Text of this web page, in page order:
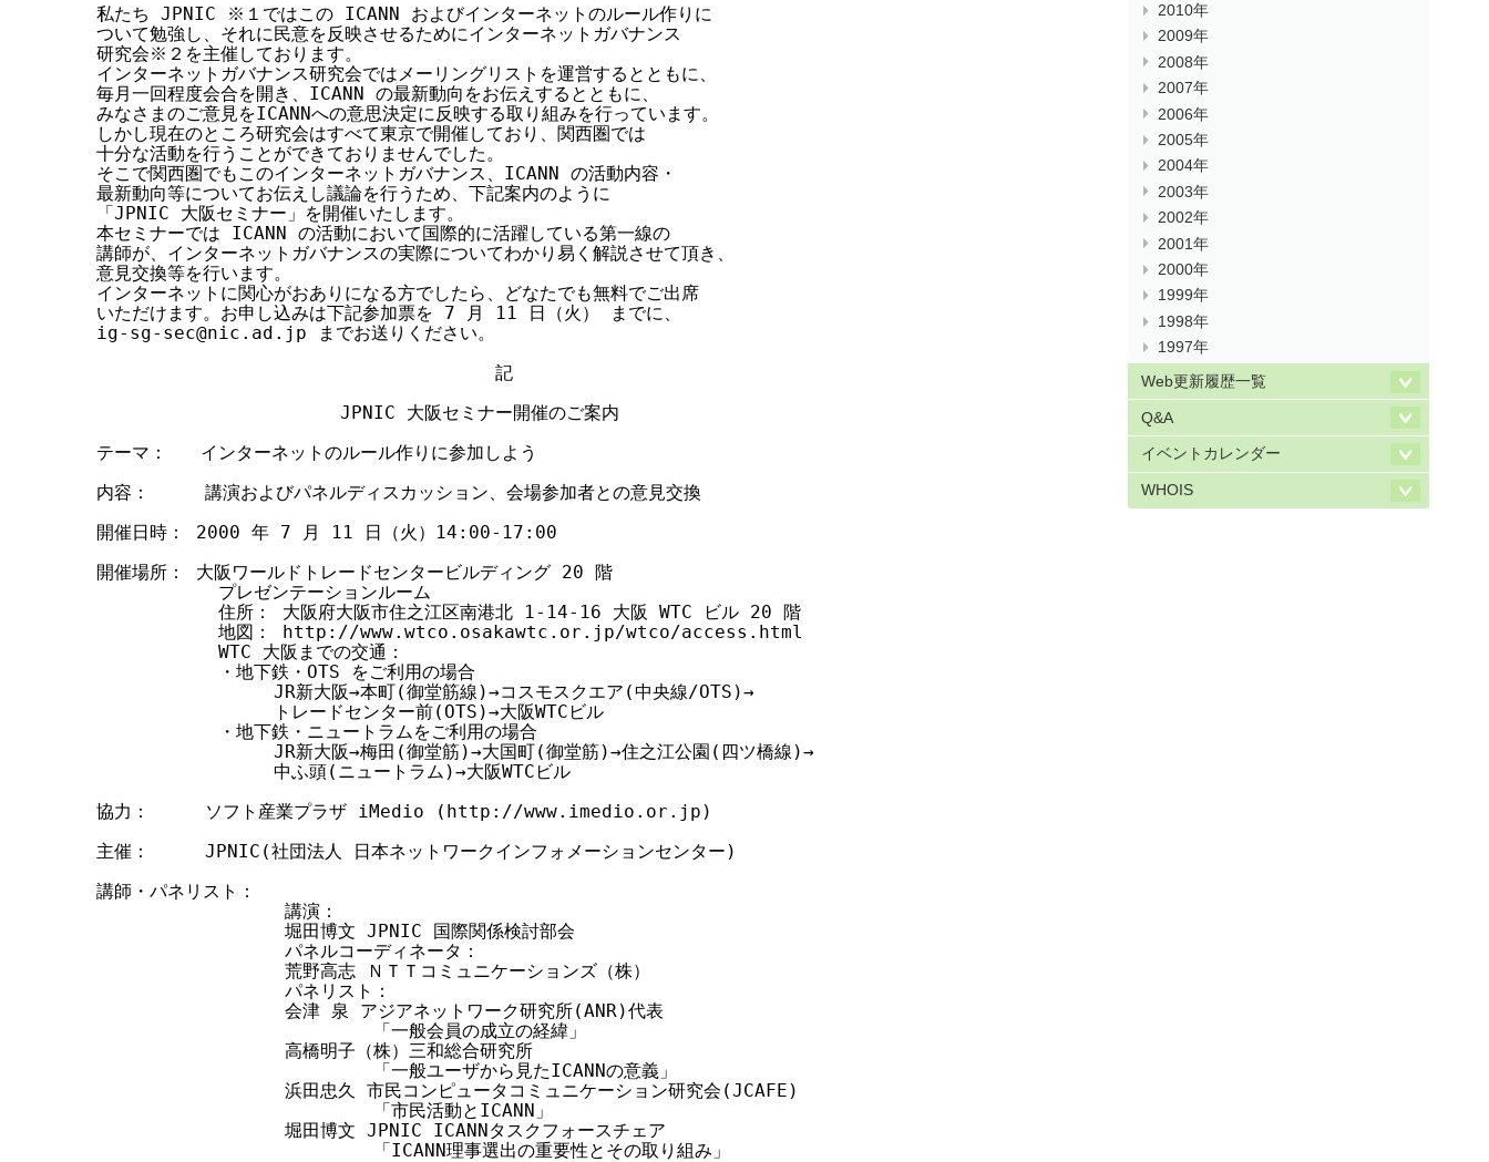
私たち JPNIC ※１ではこの ICANN およびインターネットのルール作りに
ついて勉強し、それに民意を反映させるためにインターネットガバナンス
研究会※２を主催しております。
インターネットガバナンス研究会ではメーリングリストを運営するとともに、
毎月一回程度会合を開き、ICANN の最新動向をお伝えするとともに、
みなさまのご意見をICANNへの意思決定に反映する取り組みを行っています。
しかし現在のところ研究会はすべて東京で開催しており、関西圏では
十分な活動を行うことができておりませんでした。
そこで関西圏でもこのインターネットガバナンス、ICANN の活動内容・
最新動向等についてお伝えし議論を行うため、下記案内のように
「JPNIC 大阪セミナー」を開催いたします。
本セミナーでは ICANN の活動において国際的に活躍している第一線の
講師が、インターネットガバナンスの実際についてわかり易く解説させて頂き、
意見交換等を行います。
インターネットに関心がおありになる方でしたら、どなたでも無料でご出席
いただけます。お申し込みは下記参加票を 7 月 11 日（火） までに、
ig-sg-sec@nic.ad.jp までお送りください。
                                    記
                      JPNIC 大阪セミナー開催のご案内
テーマ：   インターネットのルール作りに参加しよう
内容：     講演およびパネルディスカッション、会場参加者との意見交換
開催日時： 2000 年 7 月 11 日（火）14:00-17:00
開催場所： 大阪ワールドトレードセンタービルディング 20 階
           プレゼンテーションルーム
           住所： 大阪府大阪市住之江区南港北 1-14-16 大阪 WTC ビル 20 階
           地図： http://www.wtco.osakawtc.or.jp/wtco/access.html
           WTC 大阪までの交通：
           ・地下鉄・OTS をご利用の場合
                JR新大阪→本町(御堂筋線)→コスモスクエア(中央線/OTS)→
                トレードセンター前(OTS)→大阪WTCビル
           ・地下鉄・ニュートラムをご利用の場合
                JR新大阪→梅田(御堂筋)→大国町(御堂筋)→住之江公園(四ツ橋線)→
                中ふ頭(ニュートラム)→大阪WTCビル
協力：     ソフト産業プラザ iMedio (http://www.imedio.or.jp)
主催：     JPNIC(社団法人 日本ネットワークインフォメーションセンター)
講師・パネリスト：
                 講演：
                 堀田博文 JPNIC 国際関係検討部会
                 パネルコーディネータ：
                 荒野高志 ＮＴＴコミュニケーションズ（株）
                 パネリスト：
                 会津 泉 アジアネットワーク研究所(ANR)代表
                         「一般会員の成立の経緯」
                 高橋明子（株）三和総合研究所
                         「一般ユーザから見たICANNの意義」
                 浜田忠久 市民コンピュータコミュニケーション研究会(JCAFE)
                         「市民活動とICANN」
                 堀田博文 JPNIC ICANNタスクフォースチェア
                         「ICANN理事選出の重要性とその取り組み」
2010年
2009年
2008年
2007年
2006年
2005年
2004年
2003年
2002年
2001年
2000年
1999年
1998年
1997年
Web更新履歴一覧
Q&A
イベントカレンダー
WHOIS